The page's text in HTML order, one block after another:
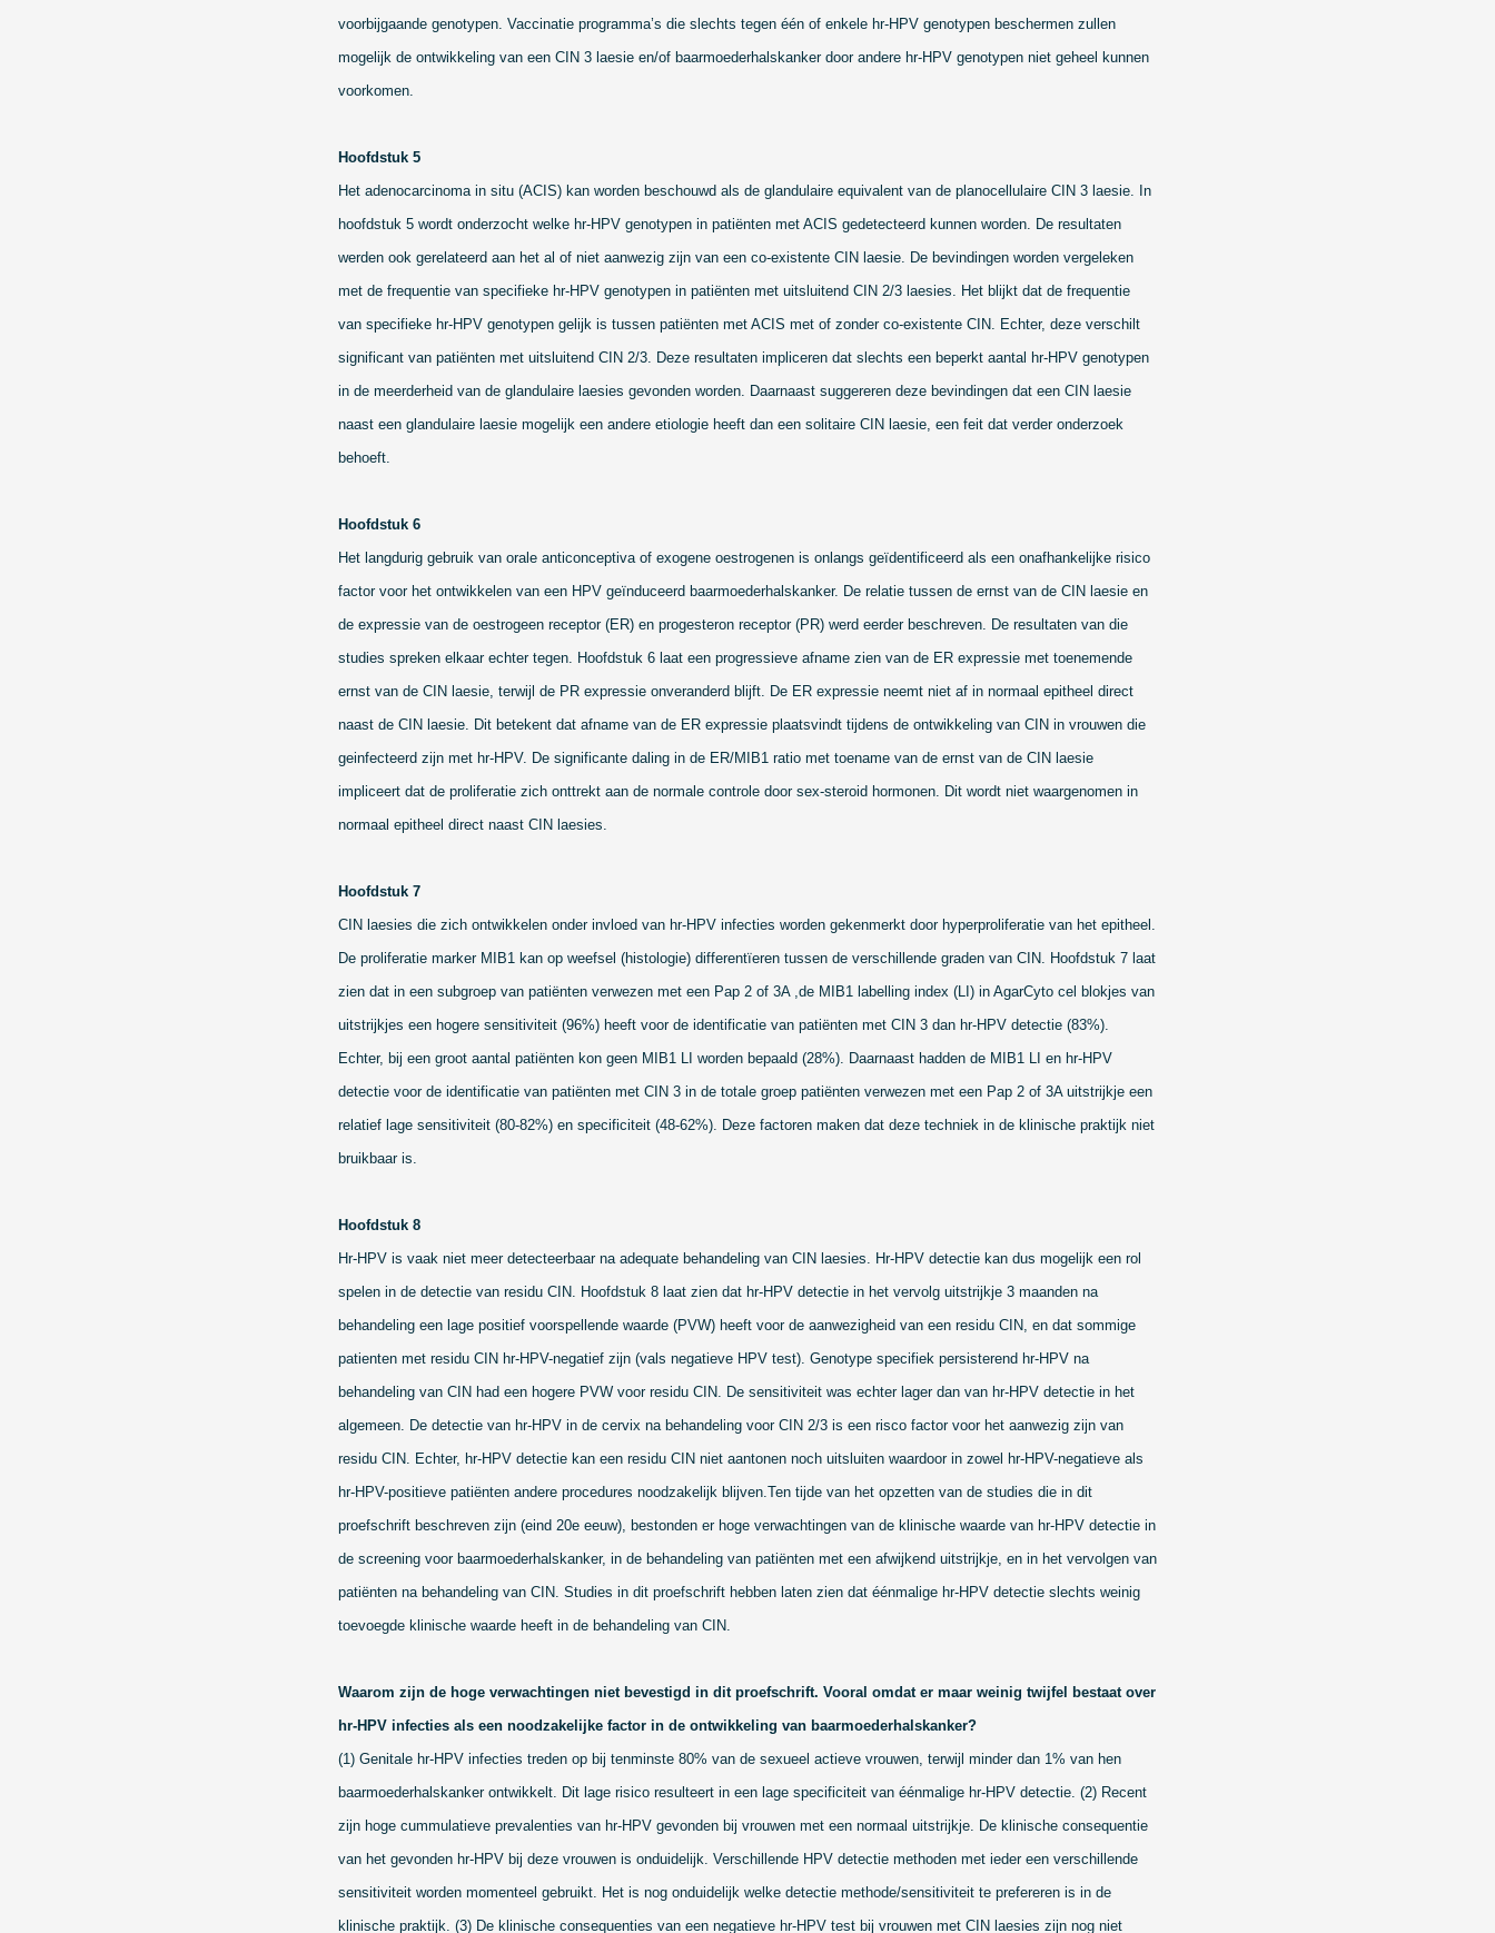
voorbijgaande genotypen. Vaccinatie programma’s die slechts tegen één of enkele hr-HPV genotypen beschermen zullen
mogelijk de ontwikkeling van een CIN 3 laesie en/of baarmoederhalskanker door andere hr-HPV genotypen niet geheel kunnen
voorkomen.
Hoofdstuk 5
Het adenocarcinoma in situ (ACIS) kan worden beschouwd als de glandulaire equivalent van de planocellulaire CIN 3 laesie. In
hoofdstuk 5 wordt onderzocht welke hr-HPV genotypen in patiënten met ACIS gedetecteerd kunnen worden. De resultaten
werden ook gerelateerd aan het al of niet aanwezig zijn van een co-existente CIN laesie. De bevindingen worden vergeleken
met de frequentie van specifieke hr-HPV genotypen in patiënten met uitsluitend CIN 2/3 laesies. Het blijkt dat de frequentie
van specifieke hr-HPV genotypen gelijk is tussen patiënten met ACIS met of zonder co-existente CIN. Echter, deze verschilt
significant van patiënten met uitsluitend CIN 2/3. Deze resultaten impliceren dat slechts een beperkt aantal hr-HPV genotypen
in de meerderheid van de glandulaire laesies gevonden worden. Daarnaast suggereren deze bevindingen dat een CIN laesie
naast een glandulaire laesie mogelijk een andere etiologie heeft dan een solitaire CIN laesie, een feit dat verder onderzoek
behoeft.
Hoofdstuk 6
Het langdurig gebruik van orale anticonceptiva of exogene oestrogenen is onlangs geïdentificeerd als een onafhankelijke risico
factor voor het ontwikkelen van een HPV geïnduceerd baarmoederhalskanker. De relatie tussen de ernst van de CIN laesie en
de expressie van de oestrogeen receptor (ER) en progesteron receptor (PR) werd eerder beschreven. De resultaten van die
studies spreken elkaar echter tegen. Hoofdstuk 6 laat een progressieve afname zien van de ER expressie met toenemende
ernst van de CIN laesie, terwijl de PR expressie onveranderd blijft. De ER expressie neemt niet af in normaal epitheel direct
naast de CIN laesie. Dit betekent dat afname van de ER expressie plaatsvindt tijdens de ontwikkeling van CIN in vrouwen die
geinfecteerd zijn met hr-HPV. De significante daling in de ER/MIB1 ratio met toename van de ernst van de CIN laesie
impliceert dat de proliferatie zich onttrekt aan de normale controle door sex-steroid hormonen. Dit wordt niet waargenomen in
normaal epitheel direct naast CIN laesies.
Hoofdstuk 7
CIN laesies die zich ontwikkelen onder invloed van hr-HPV infecties worden gekenmerkt door hyperproliferatie van het epitheel.
De proliferatie marker MIB1 kan op weefsel (histologie) differentïeren tussen de verschillende graden van CIN. Hoofdstuk 7 laat
zien dat in een subgroep van patiënten verwezen met een Pap 2 of 3A ,de MIB1 labelling index (LI) in AgarCyto cel blokjes van
uitstrijkjes een hogere sensitiviteit (96%) heeft voor de identificatie van patiënten met CIN 3 dan hr-HPV detectie (83%).
Echter, bij een groot aantal patiënten kon geen MIB1 LI worden bepaald (28%). Daarnaast hadden de MIB1 LI en hr-HPV
detectie voor de identificatie van patiënten met CIN 3 in de totale groep patiënten verwezen met een Pap 2 of 3A uitstrijkje een
relatief lage sensitiviteit (80-82%) en specificiteit (48-62%). Deze factoren maken dat deze techniek in de klinische praktijk niet
bruikbaar is.
Hoofdstuk 8
Hr-HPV is vaak niet meer detecteerbaar na adequate behandeling van CIN laesies. Hr-HPV detectie kan dus mogelijk een rol
spelen in de detectie van residu CIN. Hoofdstuk 8 laat zien dat hr-HPV detectie in het vervolg uitstrijkje 3 maanden na
behandeling een lage positief voorspellende waarde (PVW) heeft voor de aanwezigheid van een residu CIN, en dat sommige
patienten met residu CIN hr-HPV-negatief zijn (vals negatieve HPV test). Genotype specifiek persisterend hr-HPV na
behandeling van CIN had een hogere PVW voor residu CIN. De sensitiviteit was echter lager dan van hr-HPV detectie in het
algemeen. De detectie van hr-HPV in de cervix na behandeling voor CIN 2/3 is een risco factor voor het aanwezig zijn van
residu CIN. Echter, hr-HPV detectie kan een residu CIN niet aantonen noch uitsluiten waardoor in zowel hr-HPV-negatieve als
hr-HPV-positieve patiënten andere procedures noodzakelijk blijven. Ten tijde van het opzetten van de studies die in dit
proefschrift beschreven zijn (eind 20e eeuw), bestonden er hoge verwachtingen van de klinische waarde van hr-HPV detectie in
de screening voor baarmoederhalskanker, in de behandeling van patiënten met een afwijkend uitstrijkje, en in het vervolgen van
patiënten na behandeling van CIN. Studies in dit proefschrift hebben laten zien dat éénmalige hr-HPV detectie slechts weinig
toevoegde klinische waarde heeft in de behandeling van CIN.
Waarom zijn de hoge verwachtingen niet bevestigd in dit proefschrift. Vooral omdat er maar weinig twijfel bestaat over
hr-HPV infecties als een noodzakelijke factor in de ontwikkeling van baarmoederhalskanker?
(1) Genitale hr-HPV infecties treden op bij tenminste 80% van de sexueel actieve vrouwen, terwijl minder dan 1% van hen
baarmoederhalskanker ontwikkelt. Dit lage risico resulteert in een lage specificiteit van éénmalige hr-HPV detectie. (2) Recent
zijn hoge cummulatieve prevalenties van hr-HPV gevonden bij vrouwen met een normaal uitstrijkje. De klinische consequentie
van het gevonden hr-HPV bij deze vrouwen is onduidelijk. Verschillende HPV detectie methoden met ieder een verschillende
sensitiviteit worden momenteel gebruikt. Het is nog onduidelijk welke detectie methode/sensitiviteit te prefereren is in de
klinische praktijk. (3) De klinische consequenties van een negatieve hr-HPV test bij vrouwen met CIN laesies zijn nog niet